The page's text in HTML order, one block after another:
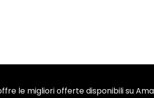
le migliori offerte disponibili su